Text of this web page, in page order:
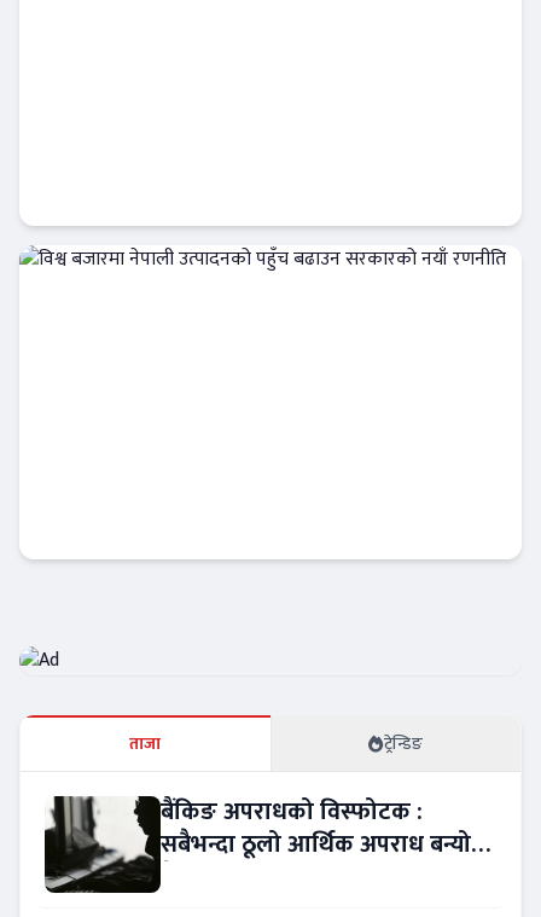
अर्थतन्त्र
ताजा ट्रेन्डिङ
बैंकिङ अपराधको विस्फोटक :
सबैभन्दा ठूलो आर्थिक अपराध बन्यो